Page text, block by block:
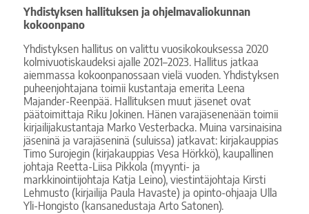
Yhdistyksen hallituksen ja ohjelmavaliokunnan
kokoonpano
Yhdistyksen hallitus on valittu vuosikokouksessa 2020
kolmivuotiskaudeksi ajalle 2021–2023. Hallitus jatkaa
aiemmassa kokoonpanossaan vielä vuoden. Yhdistyksen
puheenjohtajana toimii kustantaja emerita Leena
Majander-Reenpää. Hallituksen muut jäsenet ovat
päätoimittaja Riku Jokinen. Hänen varajäsenenään toimii
kirjailijakustantaja Marko Vesterbacka. Muina varsinaisina
jäseninä ja varajäseninä (suluissa) jatkavat: kirjakauppias
Timo Surojegin (kirjakauppias Vesa Hörkkö), kaupallinen
johtaja Reetta-Liisa Pikkola (myynti- ja
markkinointijohtaja Katja Leino), viestintäjohtaja Kirsti
Lehmusto (kirjailija Paula Havaste) ja opinto-ohjaaja Ulla
Yli-Hongisto (kansanedustaja Arto Satonen).